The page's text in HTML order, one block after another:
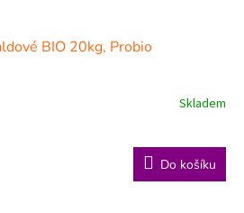
BIO 20kg, Probio
Skladem
Do košíku